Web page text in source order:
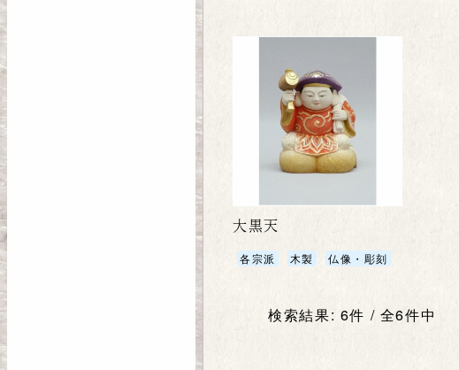
大黒天
各宗派 木製 仏像・彫刻
検索結果: 6件 / 全6件中